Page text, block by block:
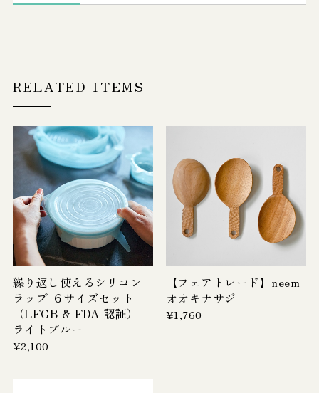
RELATED ITEMS
繰り返し使えるシリコン
ラップ ６サイズセット
（LFGB & FDA 認証）
ライトブルー
¥2,100
【フェアトレード】neem
オオキナサジ
¥1,760